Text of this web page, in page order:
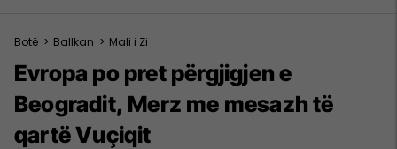
Botë > Ballkan > Mali i Zi
Evropa po pret përgjigjen e
Beogradit, Merz me mesazh të
qartë Vuçiqit